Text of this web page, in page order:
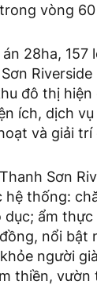
vòng
28ha, 157
đô thị
ích, dịch
và giải trí
Sơn
hệ thống:
dục; ẩm
nổi bật
người
thiền, vườn